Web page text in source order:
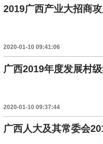
2019广西产业大招商
2020-01-10 09:41:06
广西2019年度发展村
2020-01-10 09:37:44
广西人大及其常委会